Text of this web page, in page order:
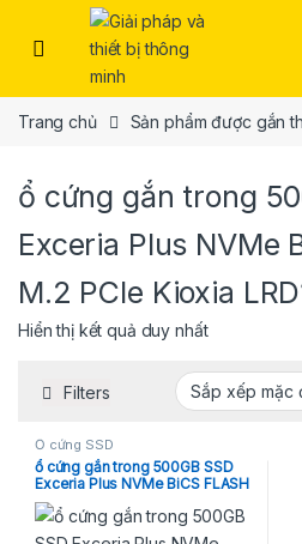
Skip to navigation
Skip to content
Open
Trang chủ Sản phẩm được gắn
ổ cứng gắn trong
Exceria Plus NVMe
M.2 PCIe Kioxia
Hiển thị kết quả duy nhất
Filters
Ổ cứng SSD
ổ cứng gắn trong 500GB SSD
Exceria Plus NVMe BiCS FLASH
M.2 PCIe Kioxia
LRD10Z500GG8